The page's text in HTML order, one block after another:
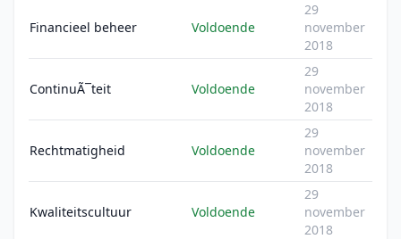
Financieel beheer Voldoende
29
november
2018
ContinuÃ¯teit Voldoende
29
november
2018
Rechtmatigheid Voldoende
29
november
2018
Kwaliteitscultuur Voldoende
29
november
2018